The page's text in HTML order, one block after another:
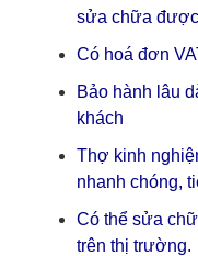
sửa chữa
Có hoá đơn
Bảo hành lâu
khách
Thợ kinh
nhanh chóng,
Có thể sửa
trên thị trường.